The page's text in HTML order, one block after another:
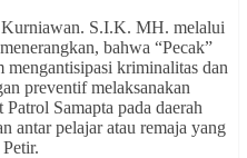
S.I.K. MH. melalui
bahwa “Pecak”
mengantisipasi kriminalitas dan
preventif melaksanakan
Samapta pada daerah
antar pelajar atau remaja yang